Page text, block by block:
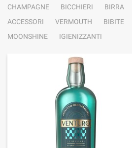
CHAMPAGNE
BICCHIERI BIRRA
ACCESSORI
VERMOUTH BIBITE
MOONSHINE
IGIENIZZANTI